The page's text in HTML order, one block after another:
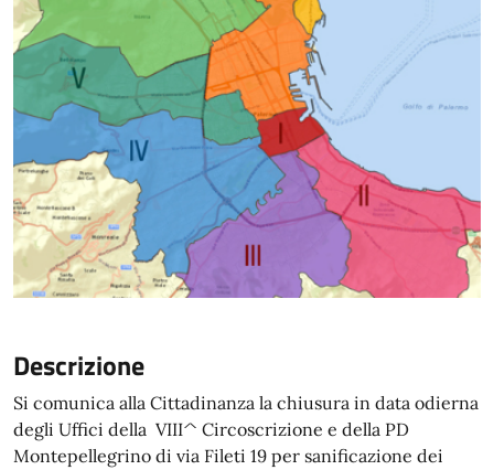
Descrizione
Si comunica alla Cittadinanza la chiusura in data odierna
degli Uffici della VIII^ Circoscrizione e della PD
Montepellegrino di via Fileti 19 per sanificazione dei